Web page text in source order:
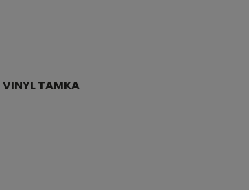
VINYL TAMKA